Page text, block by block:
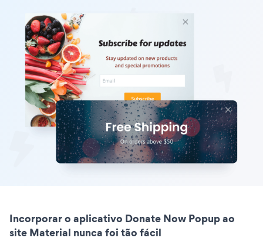
Incorporar o aplicativo Donate Now Popup ao
site Material nunca foi tão fácil